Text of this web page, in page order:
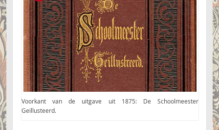
Voorkant van de uitgave uit 1875: De Schoolmeester
Geïllusteerd.